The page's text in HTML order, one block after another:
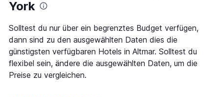
Das
Diagramm
1
X-
Achse,
die
die
Wochentage
York
Solltest du nur über ein begrenztes Budget verfügen,
dann sind zu den ausgewählten Daten dies die
günstigsten verfügbaren Hotels in Altmar. Solltest du
flexibel sein, ändere die ausgewählten Daten, um die
Preise zu vergleichen.